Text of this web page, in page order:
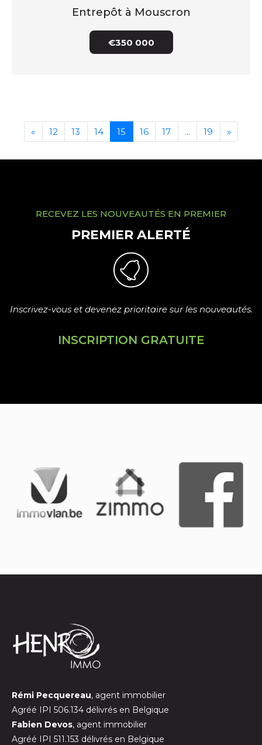
Entrepôt à Mouscron
€350 000
« 12 13 14 15 16 17 ... 19 »
RECEVEZ LES NOUVEAUTÉS EN PREMIER
PREMIER ALERTÉ
Inscrivez-vous et devenez prioritaire sur les nouveautés.
INSCRIPTION GRATUITE
Rémi Pecquereau, agent immobilier
Agréé IPI 506.134 délivrés en Belgique
Fabien Devos, agent immobilier
Agréé IPI 511.153 délivrés en Belgique